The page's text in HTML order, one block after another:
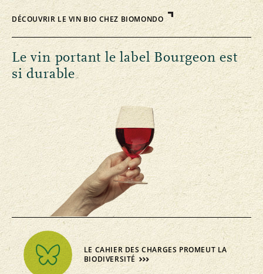
DÉCOUVRIR LE VIN BIO CHEZ BIOMONDO
Le vin portant le label Bourgeon est
si durable
LE CAHIER DES CHARGES PROMEUT LA
BIODIVERSITÉ